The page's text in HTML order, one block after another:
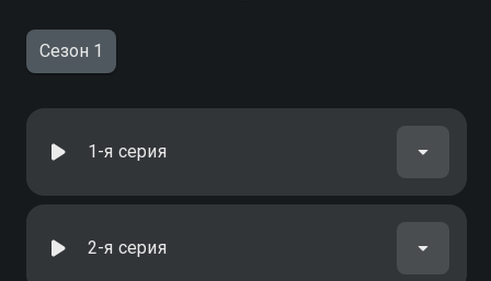
Сезон 1
1-я серия
2-я серия